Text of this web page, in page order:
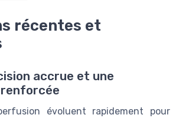
récentes et
accrue et une
évoluent rapidement pour